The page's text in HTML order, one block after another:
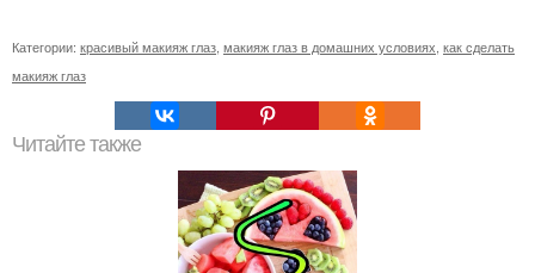
Категории: красивый макияж глаз макияж глаз в домашних условиях как сделать
макияж глаз
Читайте также